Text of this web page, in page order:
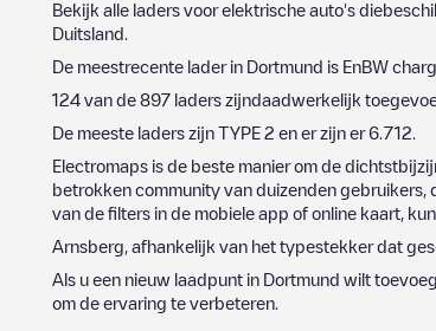
Bekijk alle laders voor elektrische auto's
Duitsland
De meestrecente lader in Dortmund is EnBW
124 van de 897 laders zijndaadwerkelijk
De meeste laders zijn TYPE 2 en er zijn er 6.712
Electromaps is de beste manier om de
betrokken community van duizenden
van de filters in de mobiele app of online kaart,
Arnsberg , afhankelijk van het typestekker dat
Als u een nieuw laadpunt in Dortmund wilt
om de ervaring te verbeteren.